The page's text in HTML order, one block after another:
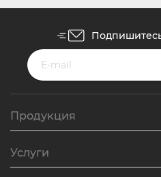
Продукция
Услуги